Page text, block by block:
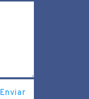
Enviar